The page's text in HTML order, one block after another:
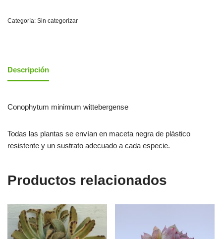
Categoría: Sin categorizar
Descripción
Conophytum minimum wittebergense
Todas las plantas se envían en maceta negra de plástico
resistente y un sustrato adecuado a cada especie.
Productos relacionados